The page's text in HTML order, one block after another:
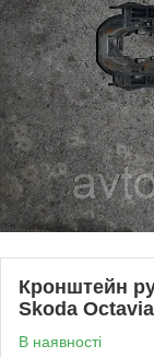
Кронштейн
Skoda
В наявності